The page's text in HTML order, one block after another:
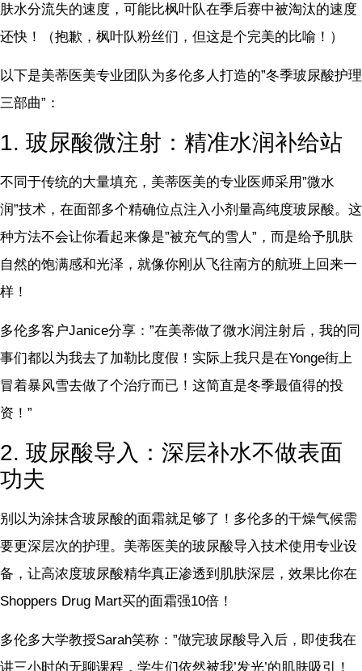
肤水分流失的速度，可能比枫叶队在季后赛中被淘汰的速度
还快！（抱歉，枫叶队粉丝们，但这是个完美的比喻！）
以下是美蒂医美专业团队为多伦多人打造的”冬季玻尿酸护理
三部曲”：
1. 玻尿酸微注射：精准水润补给站
不同于传统的大量填充，美蒂医美的专业医师采用”微水
润”技术，在面部多个精确位点注入小剂量高纯度玻尿酸。这
种方法不会让你看起来像是”被充气的雪人”，而是给予肌肤
自然的饱满感和光泽，就像你刚从飞往南方的航班上回来一
样！
多伦多客户Janice分享：”在美蒂做了微水润注射后，我的同
事们都以为我去了加勒比度假！实际上我只是在Yonge街上
冒着暴风雪去做了个治疗而已！这简直是冬季最值得的投
资！”
2. 玻尿酸导入：深层补水不做表面
功夫
别以为涂抹含玻尿酸的面霜就足够了！多伦多的干燥气候需
要更深层次的护理。美蒂医美的玻尿酸导入技术使用专业设
备，让高浓度玻尿酸精华真正渗透到肌肤深层，效果比你在
Shoppers Drug Mart买的面霜强10倍！
多伦多大学教授Sarah笑称：”做完玻尿酸导入后，即使我在
讲三小时的无聊课程，学生们依然被我’发光’的肌肤吸引！